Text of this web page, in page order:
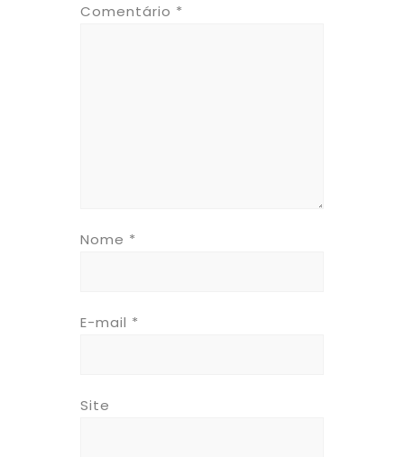
Comentário *
Nome *
E-mail *
Site